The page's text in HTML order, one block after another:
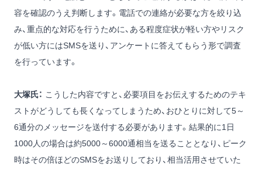
容を確認のうえ判断します。電話での連絡が必要な方を絞り込
み、重点的な対応を行うために、ある程度症状が軽い方やリスク
が低い方にはSMSを送り、アンケートに答えてもらう形で調査
を行っています。
大塚氏： こうした内容ですと、必要項目をお伝えするためのテキ
ストがどうしても長くなってしまうため、おひとりに対して5～
6通分のメッセージを送付する必要があります。結果的に1日
1000人の場合は約5000～6000通相当を送ることとなり、ピーク
時はその倍ほどのSMSをお送りしており、相当活用させていた